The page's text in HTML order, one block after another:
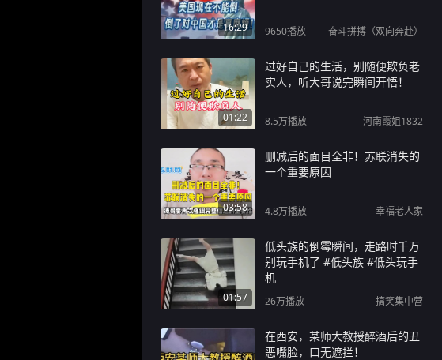
16:29 9650播放 奋斗拼搏（双向奔赴）
01:22
过好自己的生活，别随便欺负老
实人，听大哥说完瞬间开悟！
8.5万播放 河南霞姐1832
03:58
删减后的面目全非！苏联消失的
一个重要原因
4.8万播放 幸福老人家
01:57
低头族的倒霉瞬间，走路时千万
别玩手机了 #低头族 #低头玩手
机
26万播放 搞笑集中营
在西安，某师大教授醉酒后的丑
恶嘴脸，口无遮拦！